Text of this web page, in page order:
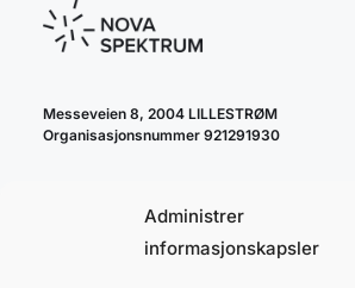
Administrer
informasjonskapsler
Messeveien 8, 2004 LILLESTRØM
Organisasjonsnummer 921291930